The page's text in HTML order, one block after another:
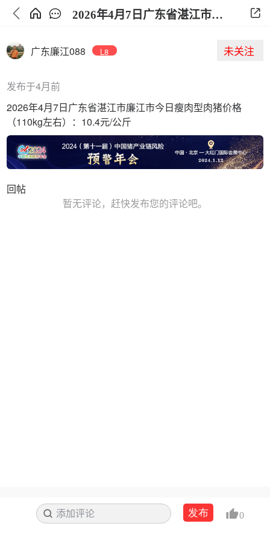
2026年4月7日广东省湛江市廉江市今日生猪价格
广东廉江088 L8 未关注
发布于4月前
2026年4月7日广东省湛江市廉江市今日瘦肉型肉猪价格
（110kg左右）：10.4元/公斤
回帖
暂无评论，赶快发布您的评论吧。
添加评论 搜索发布 0